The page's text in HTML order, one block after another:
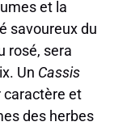
et la
savoureux du
rosé, sera
Un Cassis
caractère et
des herbes